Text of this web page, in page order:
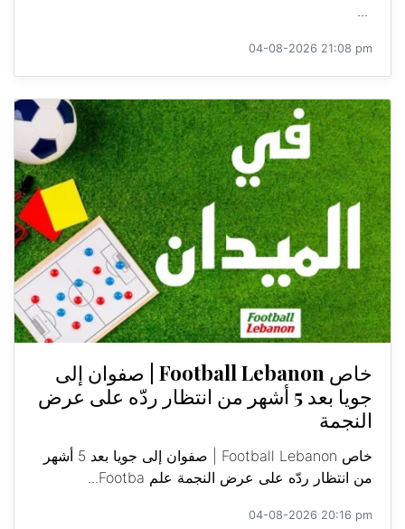
...
04-08-2026 21:08 pm
خاص Football Lebanon | صفوان إلى
جويا بعد 5 أشهر من انتظار ردّه على عرض
النجمة
خاص Football Lebanon | صفوان إلى جويا بعد 5 أشهر
من انتظار ردّه على عرض النجمة علم Footba...
04-08-2026 20:16 pm